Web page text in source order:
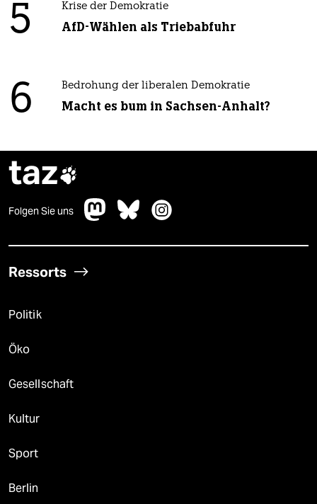
5 Krise der Demokratie
AfD-Wählen als Triebabfuhr
6 Bedrohung der liberalen Demokratie
Macht es bum in Sachsen-Anhalt?
taz
Folgen Sie uns
Ressorts
Politik
Öko
Gesellschaft
Kultur
Sport
Berlin